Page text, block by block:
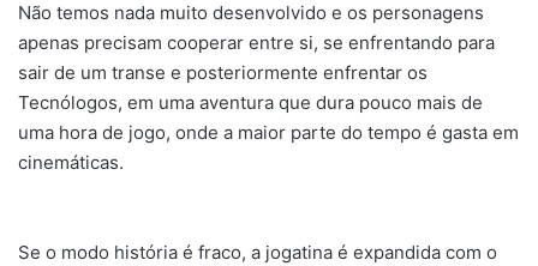
Não temos nada muito desenvolvido e os personagens
apenas precisam cooperar entre si, se enfrentando para
sair de um transe e posteriormente enfrentar os
Tecnólogos, em uma aventura que dura pouco mais de
uma hora de jogo, onde a maior parte do tempo é gasta em
cinemáticas.
Se o modo história é fraco, a jogatina é expandida com o